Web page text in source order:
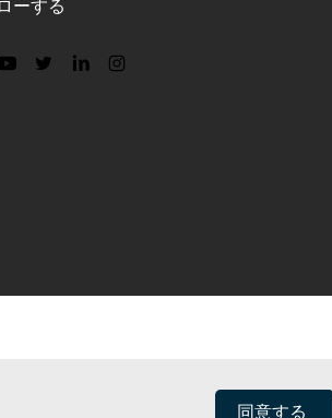
ーする
同意する